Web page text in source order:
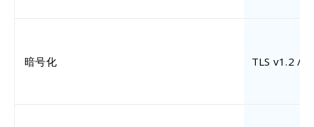
暗号化 TLS v1.2 /